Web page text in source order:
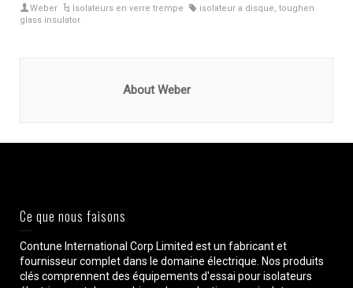
Weber Isolateurs en verre trempe isolateur a disque, toughen
glass insulator
About Weber
Ce que nous faisons
Contune International Corp Limited est un fabricant et
fournisseur complet dans le domaine électrique. Nos produits
clés comprennent des équipements d'essai pour isolateurs